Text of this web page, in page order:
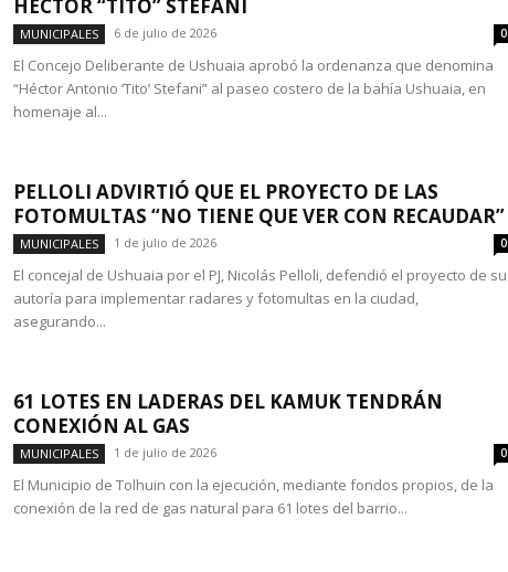
HÉCTOR “TITO” STEFANI
MUNICIPALES 6 de julio de 2026 0
El Concejo Deliberante de Ushuaia aprobó la ordenanza que denomina
“Héctor Antonio ‘Tito’ Stefani” al paseo costero de la bahía Ushuaia, en
homenaje al...
PELLOLI ADVIRTIÓ QUE EL PROYECTO DE LAS
FOTOMULTAS “NO TIENE QUE VER CON RECAUDAR”
MUNICIPALES 1 de julio de 2026 0
El concejal de Ushuaia por el PJ, Nicolás Pelloli, defendió el proyecto de su
autoría para implementar radares y fotomultas en la ciudad,
asegurando...
61 LOTES EN LADERAS DEL KAMUK TENDRÁN
CONEXIÓN AL GAS
MUNICIPALES 1 de julio de 2026 0
El Municipio de Tolhuin con la ejecución, mediante fondos propios, de la
conexión de la red de gas natural para 61 lotes del barrio...